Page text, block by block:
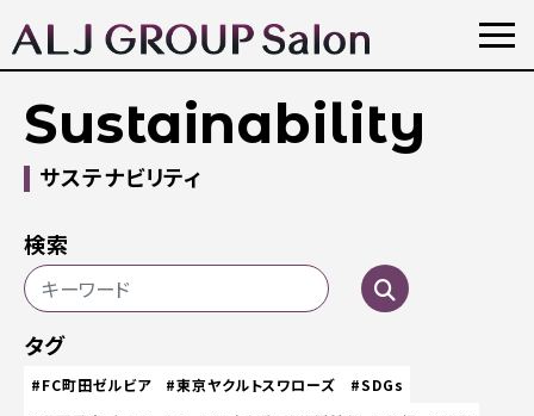
Sustainability
サステナビリティ
検索
タグ
#FC町田ゼルビア #東京ヤクルトスワローズ
#SDGs